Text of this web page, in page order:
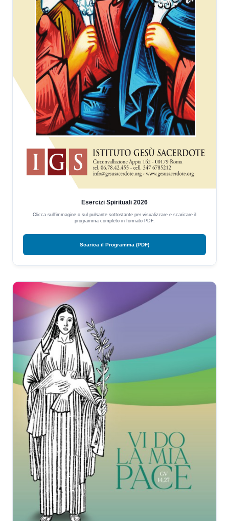
Esercizi Spirituali 2026
Clicca sull'immagine o sul pulsante sottostante per visualizzare e scaricare il
programma completo in formato PDF.
Scarica il Programma (PDF)